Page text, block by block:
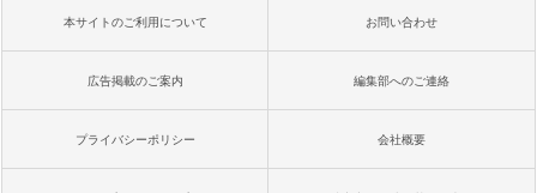
本サイトのご利用について お問い合わせ
広告掲載のご案内 編集部へのご連絡
プライバシーポリシー 会社概要